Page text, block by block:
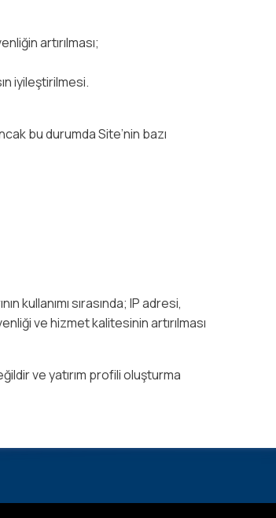
artırılması;
iyileştirilmesi.
bu durumda Site’nin bazı
kullanımı sırasında; IP adresi,
ve hizmet kalitesinin artırılması
ve yatırım profili oluşturma